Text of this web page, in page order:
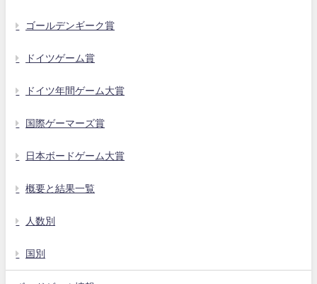
ゴールデンギーク賞
ドイツゲーム賞
ドイツ年間ゲーム大賞
国際ゲーマーズ賞
日本ボードゲーム大賞
概要と結果一覧
人数別
国別